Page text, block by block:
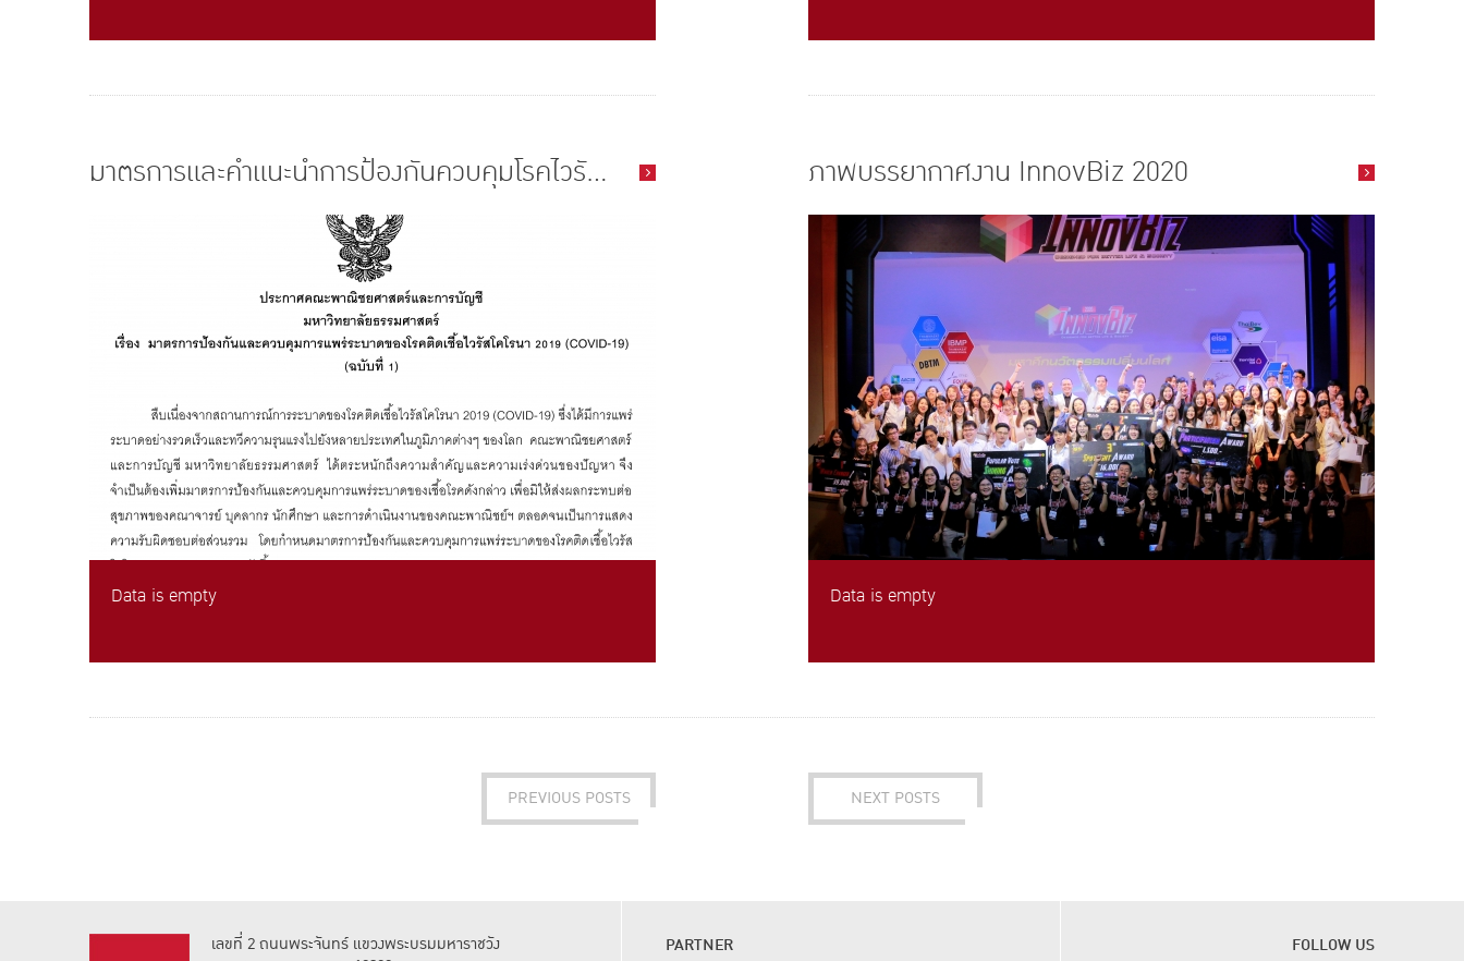
มาตรการและคำแนะนำการป้องกันควบคุมโรคไวรั...
Data is empty
ภาพบรรยากาศงาน InnovBiz 2020
Data is empty
PREVIOUS POSTS NEXT POSTS
เลขที่ 2 ถนนพระจันทร์ แขวงพระบรมมหาราชวัง
PARTNER FOLLOW US